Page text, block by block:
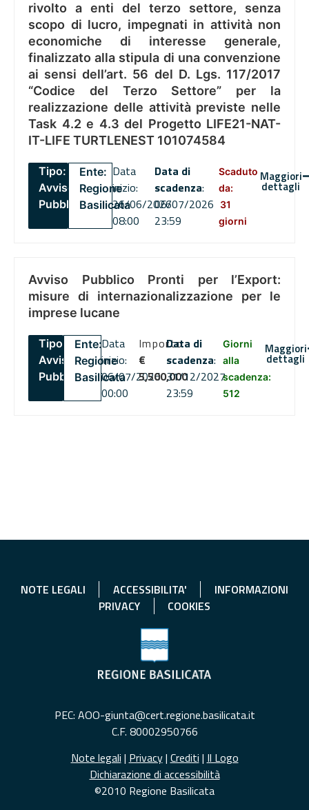
rivolto a enti del terzo settore, senza
scopo di lucro, impegnati in attività non
economiche di interesse generale,
finalizzato alla stipula di una convenzione
ai sensi dell’art. 56 del D. Lgs. 117/2017
“Codice del Terzo Settore” per la
realizzazione delle attività previste nelle
Task 4.2 e 4.3 del Progetto LIFE21-NAT-
IT-LIFE TURTLENEST 101074584
Tipo:
Avviso
Pubblico
Ente:
Regione
Basilicata
Data
inizio:
26/06/2026
08:00
Data di
scadenza:
06/07/2026
23:59
Scaduto
da:
31
giorni
Maggiori
dettagli
Avviso Pubblico Pronti per l’Export:
misure di internazionalizzazione per le
imprese lucane
Tipo:
Avviso
Pubblico
Ente:
Regione
Basilicata
Data
inizio:
06/07/2026
00:00
Importo
€
5,500,000
Data di
scadenza:
31/12/2027
23:59
Giorni
alla
scadenza:
512
Maggiori
dettagli
NOTE LEGALI ACCESSIBILITA'
INFORMAZIONI
PRIVACY
COOKIES
PEC: AOO-giunta@cert.regione.basilicata.it
C.F. 80002950766
Note legali | Privacy| Crediti | Il Logo
Dichiarazione di accessibilità
©2010 Regione Basilicata